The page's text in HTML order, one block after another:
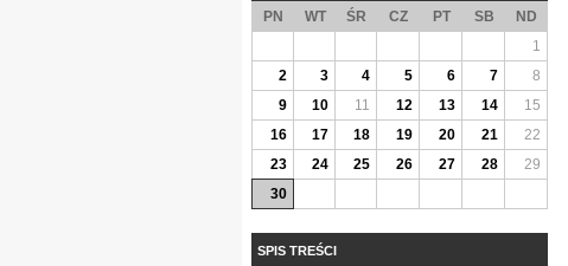
PN WT ŚR CZ PT SB
ND
1
2
3 4 5 6 7
8
9
10 11 12 13 14
15
16
17 18 19 20 21
22
23
24 25 26 27 28
29
30
SPIS TREŚCI